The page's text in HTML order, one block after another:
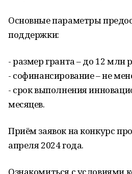
Основные параметры
поддержки:
- размер гранта – до 12 млн
- софинансирование – не
- срок выполнения
месяцев.
Приём заявок на конкурс
апреля 2024 года.